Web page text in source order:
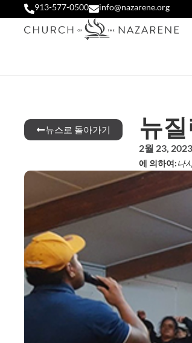
913-577-0500 info@nazarene.org
뉴스로 돌아가기 뉴
2월 23, 2023
에 의하여:나